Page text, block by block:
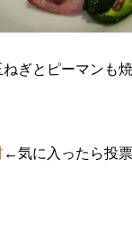
ぎとピーマンも焼
←気に入ったら投票